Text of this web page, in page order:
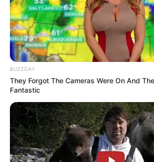
(foto: instagram/thalitalatief)
2. Pakai kimono, Thalita kelihatan makin
BUZZDAY
They Forgot The Cameras Were On And
Fantastic